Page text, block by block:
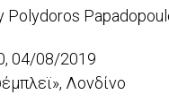
Polydoros
04/08/2019
Λονδίνο